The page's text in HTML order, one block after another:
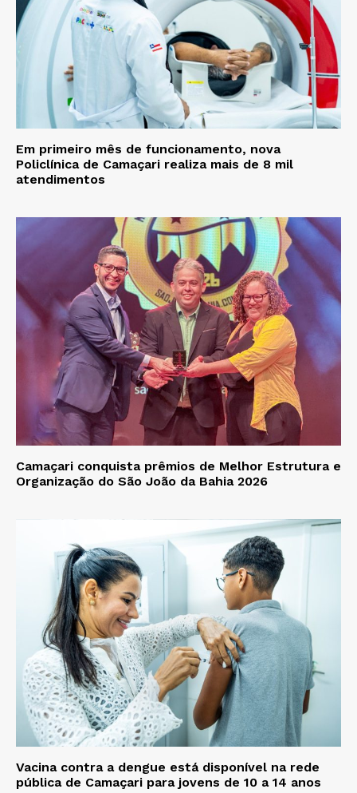
Em primeiro mês de funcionamento, nova
Policlínica de Camaçari realiza mais de 8 mil
atendimentos
Camaçari conquista prêmios de Melhor Estrutura e
Organização do São João da Bahia 2026
Vacina contra a dengue está disponível na rede
pública de Camaçari para jovens de 10 a 14 anos